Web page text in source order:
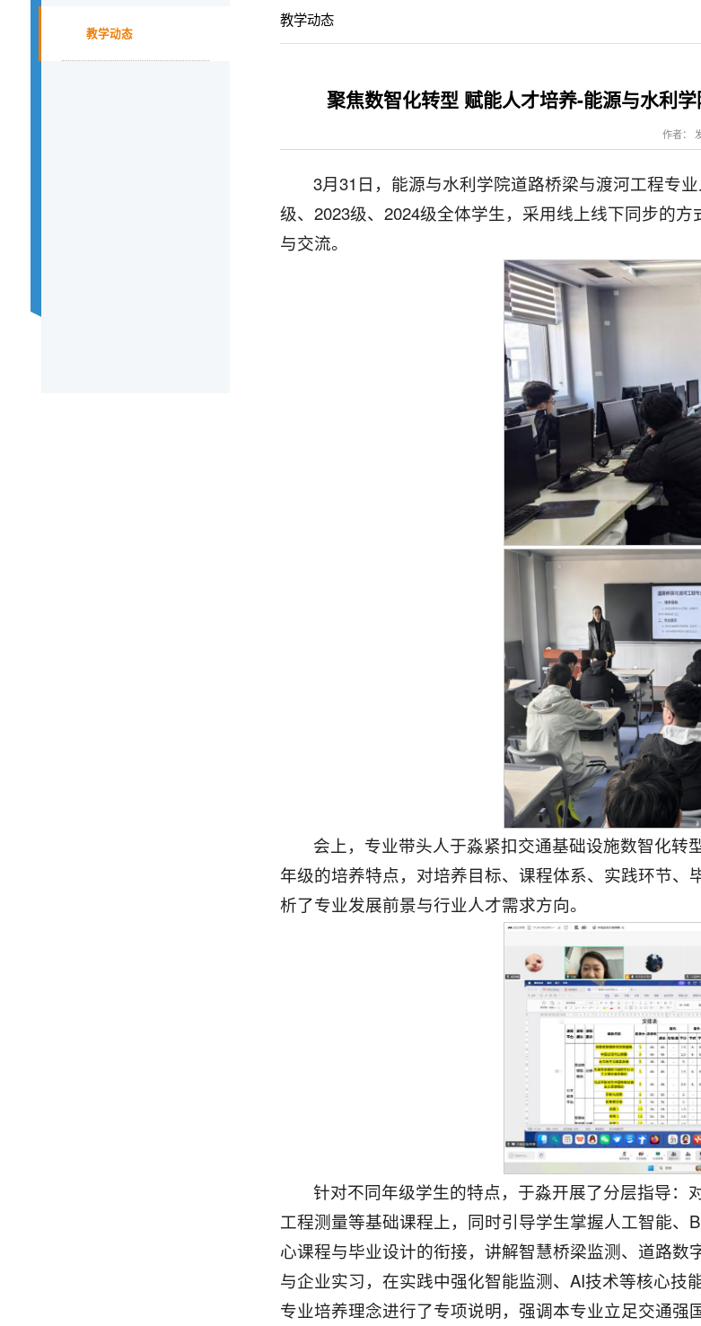
教学动态
教学动态
聚焦数智化转型 赋能人才培养-能源与水利
作者：
3月31日，能源与水利学院道路桥梁与渡河工程专
级、2023级、2024级全体学生，采用线上线下同步的
与交流。
会上，专业带头人于淼紧扣交通基础设施数智化
年级的培养特点，对培养目标、课程体系、实践环节
析了专业发展前景与行业人才需求方向。
针对不同年级学生的特点，于淼开展了分层指导：
工程测量等基础课程上，同时引导学生掌握人工智能
心课程与毕业设计的衔接，讲解智慧桥梁监测、道路
与企业实习，在实践中强化智能监测、AI技术等核心
专业培养理念进行了专项说明，强调本专业立足交通